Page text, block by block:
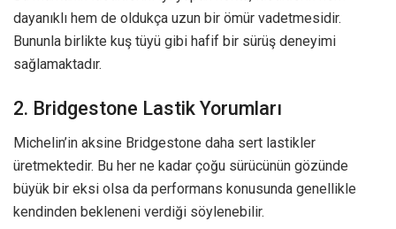
dayanıklı hem de oldukça uzun bir ömür vadetmesidir.
Bununla birlikte kuş tüyü gibi hafif bir sürüş deneyimi
sağlamaktadır.
2. Bridgestone Lastik Yorumları
Michelin’in aksine Bridgestone daha sert lastikler
üretmektedir. Bu her ne kadar çoğu sürücünün gözünde
büyük bir eksi olsa da performans konusunda genellikle
kendinden bekleneni verdiği söylenebilir.